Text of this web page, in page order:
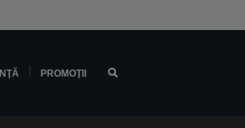
PROMOŢII